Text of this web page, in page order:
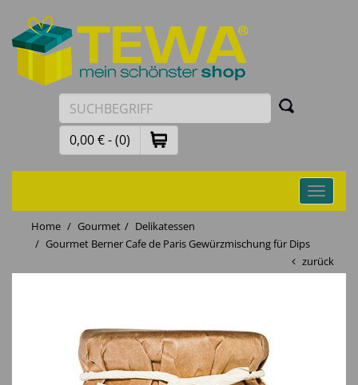
0,00 € - (0)
Toggle
Home
Gourmet
Delikatessen
Gourmet Berner Cafe de Paris Gewürzmischung für Dips
zurück